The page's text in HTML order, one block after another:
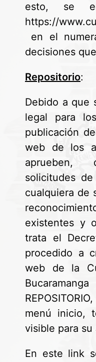
esto, se
https://
en el
decisiones
Repositorio:
Debido a que
legal para
publicación
web de los
aprueben,
solicitudes
cualquiera de
existentes y
trata el
procedido a
web de la
menú inicio,
visible para su
En este link